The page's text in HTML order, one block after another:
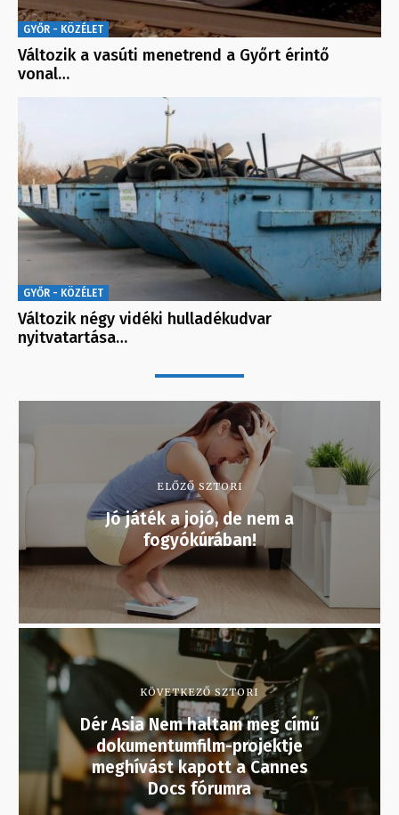
GYŐR - KÖZÉLET
Változik a vasúti menetrend a Győrt érintő
vonal…
GYŐR - KÖZÉLET
Változik négy vidéki hulladékudvar
nyitvatartása…
ELŐZŐ SZTORI
Jó játék a jojó, de nem a
fogyókúrában!
KÖVETKEZŐ SZTORI
Dér Asia Nem haltam meg című
dokumentumfilm-projektje
meghívást kapott a Cannes
Docs fórumra